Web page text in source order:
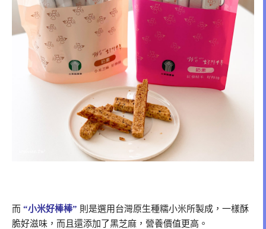
而 “小米好棒棒” 則是選用台灣原生種糯小米所製成，一樣酥
脆好滋味，而且還添加了黑芝麻，營養價值更高。